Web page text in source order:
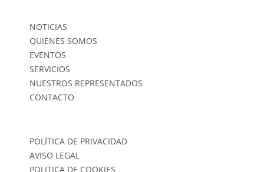
NOTICIAS
QUIENES SOMOS
EVENTOS
SERVICIOS
NUESTROS REPRESENTADOS
CONTACTO
POLÍTICA DE PRIVACIDAD
AVISO LEGAL
POLITICA DE COOKIES